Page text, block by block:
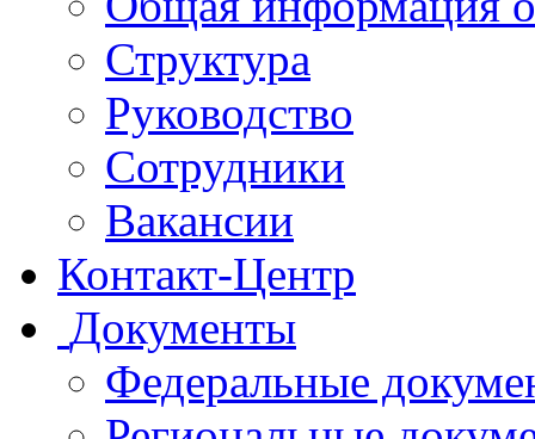
Структура
Руководство
Сотрудники
Вакансии
Контакт-Центр
Документы
Федеральные